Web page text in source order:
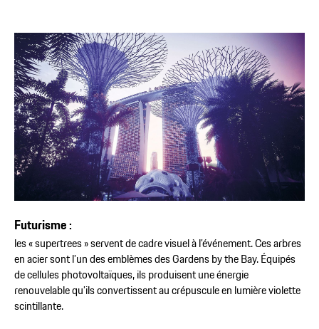
Futurisme :
les « supertrees » servent de cadre visuel à l’événement. Ces arbres
en acier sont l’un des emblèmes des Gardens by the Bay. Équipés
de cellules photovoltaïques, ils produisent une énergie
renouvelable qu’ils convertissent au crépuscule en lumière violette
scintillante.